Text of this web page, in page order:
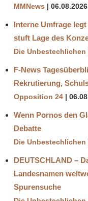
MMNews 06.08.2026
Interne Umfrage
stuft Lage des
Die Unbestechlichen
F-News
Rekrutierung,
Opposition 24
Wenn Pornos den
Debatte
Die Unbestechlichen
DEUTSCHLAND –
Landesnamen
Spurensuche